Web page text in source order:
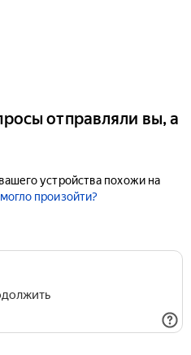
отправляли вы, а
устройства похожи на
произойти?